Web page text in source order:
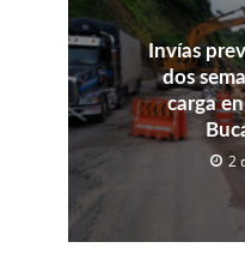
Invías
dos
carga
2